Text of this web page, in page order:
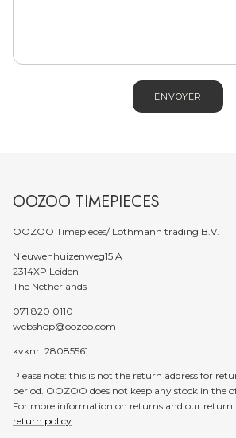
ENVOYER
OOZOO TIMEPIECES
OOZOO Timepieces/ Lothmann trading B.V.
Nieuwenhuizenweg15 A
2314XP Leiden
The Netherlands
071 820 0110
webshop@oozoo.com
kvknr: 28085561
Please note: this is not the return address for
period. OOZOO does not keep any stock in the
For more information on returns and our return
return policy